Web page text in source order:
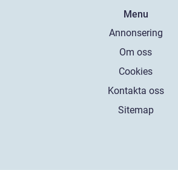
Menu
Annonsering
Om oss
Cookies
Kontakta oss
Sitemap